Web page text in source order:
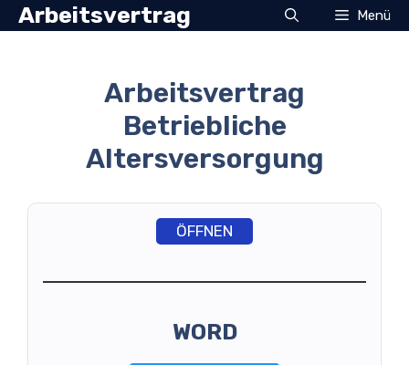
Zum
Inhalt
Arbeitsvertrag Menü
Arbeitsvertrag
Betriebliche
Altersversorgung
ÖFFNEN
WORD